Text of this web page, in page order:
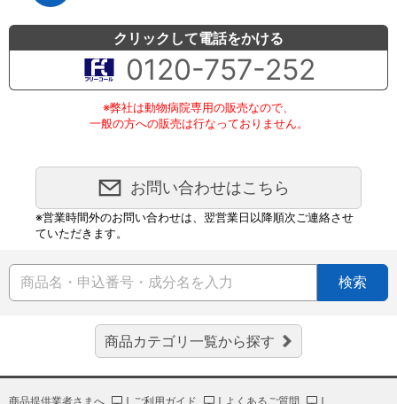
クリックして電話をかける
0120-757-252
※弊社は動物病院専用の販売なので、
一般の方への販売は行なっておりません。
お問い合わせはこちら
※営業時間外のお問い合わせは、翌営業日以降順次ご連絡させ
ていただきます。
検索
商品カテゴリ一覧から探す
商品提供業者さまへ ｜ ご利用ガイド ｜ よくあるご質問 ｜